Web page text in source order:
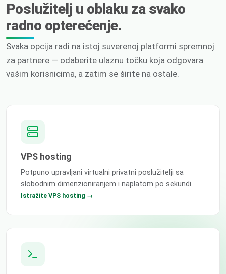
Poslužitelj u oblaku za svako
radno opterećenje.
Svaka opcija radi na istoj suverenoj platformi spremnoj
za partnere — odaberite ulaznu točku koja odgovara
vašim korisnicima, a zatim se širite na ostale.
VPS hosting
Potpuno upravljani virtualni privatni poslužitelji sa
slobodnim dimenzioniranjem i naplatom po sekundi.
Istražite VPS hosting →